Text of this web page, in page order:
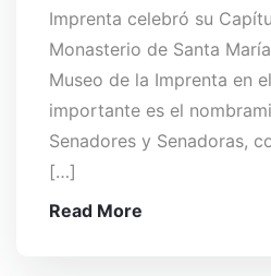
Imprenta celebró su
Monasterio de Santa
Museo de la Imprenta en
importante es el
Senadores y Senadoras,
[…]
Read More